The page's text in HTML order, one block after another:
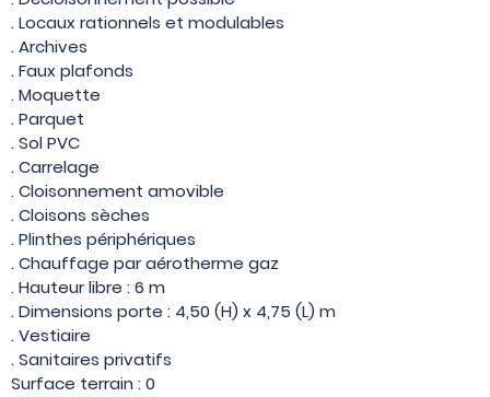
. Locaux rationnels et modulables
. Archives
. Faux plafonds
. Moquette
. Parquet
. Sol PVC
. Carrelage
. Cloisonnement amovible
. Cloisons sèches
. Plinthes périphériques
. Chauffage par aérotherme gaz
. Hauteur libre : 6 m
. Dimensions porte : 4,50 (H) x 4,75 (L) m
. Vestiaire
. Sanitaires privatifs
Surface terrain : 0